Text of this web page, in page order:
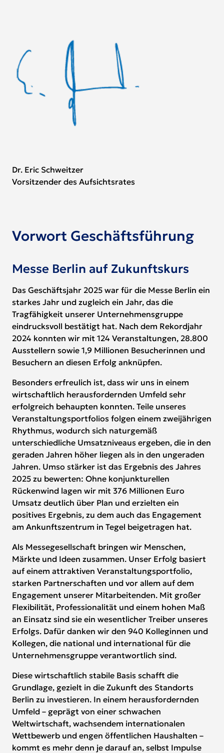
Dr. Eric Schweitzer
Vorsitzender des Aufsichtsrates
Vorwort Geschäftsführung
Messe Berlin auf Zukunftskurs
Das Geschäftsjahr 2025 war für die Messe Berlin ein
starkes Jahr und zugleich ein Jahr, das die
Tragfähigkeit unserer Unternehmensgruppe
eindrucksvoll bestätigt hat. Nach dem Rekordjahr
2024 konnten wir mit 124 Veranstaltungen, 28.800
Ausstellern sowie 1,9 Millionen Besucherinnen und
Besuchern an diesen Erfolg anknüpfen.
Besonders erfreulich ist, dass wir uns in einem
wirtschaftlich herausfordernden Umfeld sehr
erfolgreich behaupten konnten. Teile unseres
Veranstaltungsportfolios folgen einem zweijährigen
Rhythmus, wodurch sich naturgemäß
unterschiedliche Umsatzniveaus ergeben, die in den
geraden Jahren höher liegen als in den ungeraden
Jahren. Umso stärker ist das Ergebnis des Jahres
2025 zu bewerten: Ohne konjunkturellen
Rückenwind lagen wir mit 376 Millionen Euro
Umsatz deutlich über Plan und erzielten ein
positives Ergebnis, zu dem auch das Engagement
am Ankunftszentrum in Tegel beigetragen hat.
Als Messegesellschaft bringen wir Menschen,
Märkte und Ideen zusammen. Unser Erfolg basiert
auf einem attraktiven Veranstaltungsportfolio,
starken Partnerschaften und vor allem auf dem
Engagement unserer Mitarbeitenden. Mit großer
Flexibilität, Professionalität und einem hohen Maß
an Einsatz sind sie ein wesentlicher Treiber unseres
Erfolgs. Dafür danken wir den 940 Kolleginnen und
Kollegen, die national und international für die
Unternehmensgruppe verantwortlich sind.
Diese wirtschaftlich stabile Basis schafft die
Grundlage, gezielt in die Zukunft des Standorts
Berlin zu investieren. In einem herausfordernden
Umfeld – geprägt von einer schwachen
Weltwirtschaft, wachsendem internationalen
Wettbewerb und engen öffentlichen Haushalten –
kommt es mehr denn je darauf an, selbst Impulse